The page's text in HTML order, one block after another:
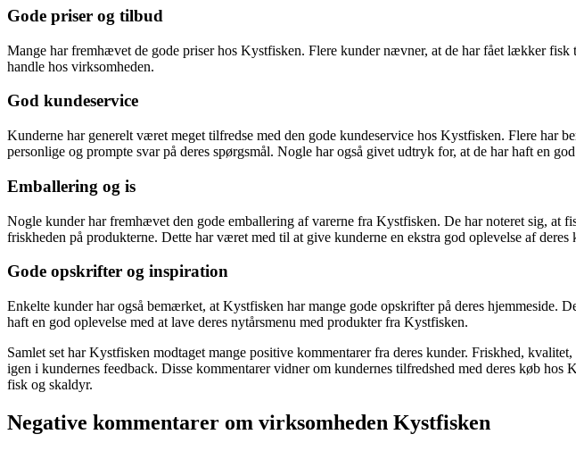
Gode priser og tilbud
Mange har fremhævet de gode priser hos Kystfisken. Flere kunder nævner, at de har fået lækker
handle hos virksomheden.
God kundeservice
Kunderne har generelt været meget tilfredse med den gode kundeservice hos Kystfisken. Flere
personlige og prompte svar på deres spørgsmål. Nogle har også givet udtryk for, at de har haft en
Emballering og is
Nogle kunder har fremhævet den gode emballering af varerne fra Kystfisken. De har noteret sig,
friskheden på produkterne. Dette har været med til at give kunderne en ekstra god oplevelse af deres
Gode opskrifter og inspiration
Enkelte kunder har også bemærket, at Kystfisken har mange gode opskrifter på deres
haft en god oplevelse med at lave deres nytårsmenu med produkter fra Kystfisken.
Samlet set har Kystfisken modtaget mange positive kommentarer fra deres kunder. Friskhed,
igen i kundernes feedback. Disse kommentarer vidner om kundernes tilfredshed med deres køb
fisk og skaldyr.
Negative kommentarer om virksomheden Kystfisken